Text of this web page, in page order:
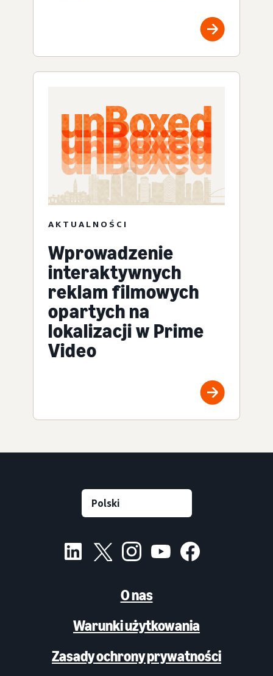
AKTUALNOŚCI
Wprowadzenie
interaktywnych
reklam filmowych
opartych na
lokalizacji w Prime
Video
O nas
Warunki użytkowania
Zasady ochrony prywatności